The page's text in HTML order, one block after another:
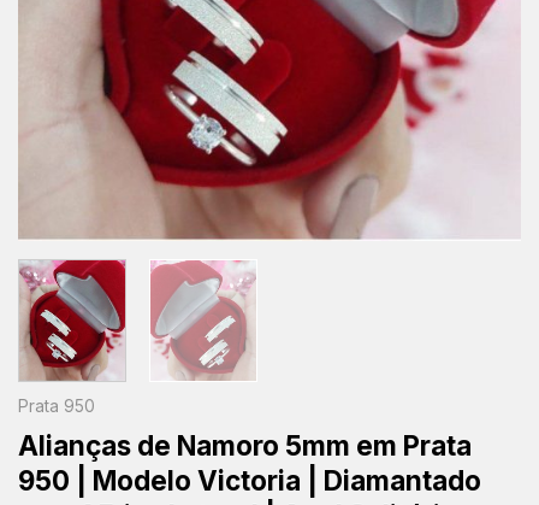
Prata 950
Alianças de Namoro 5mm em Prata
950 | Modelo Victoria | Diamantado